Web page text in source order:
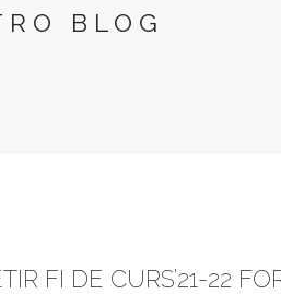
BLOG
FI DE CURS’21-22